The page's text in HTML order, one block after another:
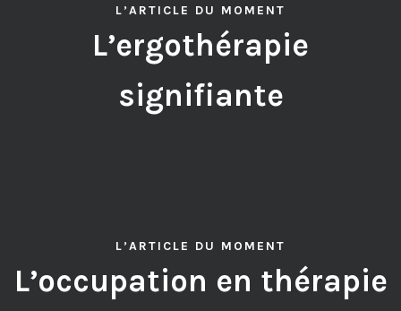
L’ARTICLE DU MOMENT
L’ergothérapie
signifiante
L’ARTICLE DU MOMENT
L’occupation en thérapie